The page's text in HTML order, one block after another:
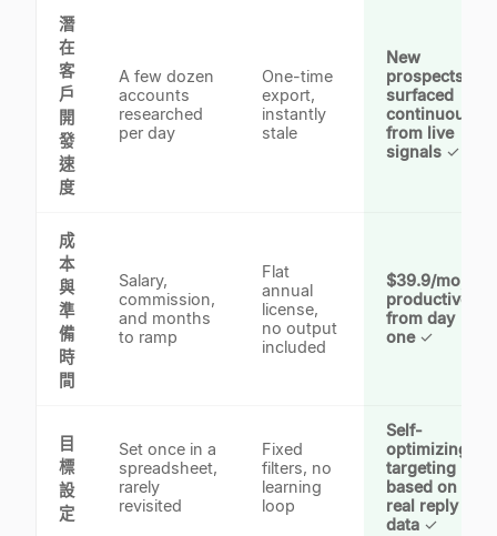
潛
在
客
戶
開
發
速
度
A few dozen
accounts
researched
per day
One-time
export,
instantly
stale
New
prospects
surfaced
continuously
from live
signals ✓
成
本
與
準
備
時
間
Salary,
commission,
and months
to ramp
Flat
annual
license,
no output
included
$39.9/mo,
productive
from day
one✓
目
標
設
定
Set once in a
spreadsheet,
rarely
revisited
Fixed
filters, no
learning
loop
Self-
optimizing
targeting
based on
real reply
data ✓